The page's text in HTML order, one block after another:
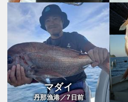
マダイ
丹那漁港／7 日前